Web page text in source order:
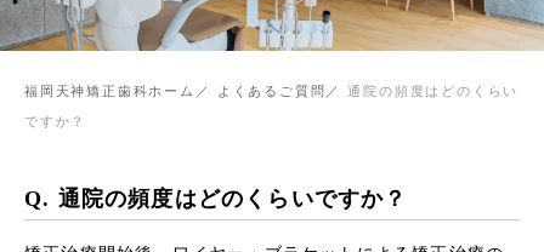
福岡天神矯正歯科ホーム よくあるご質問 通院の頻度はどのくらい
ですか？
Q. 通院の頻度はどのくらいですか？